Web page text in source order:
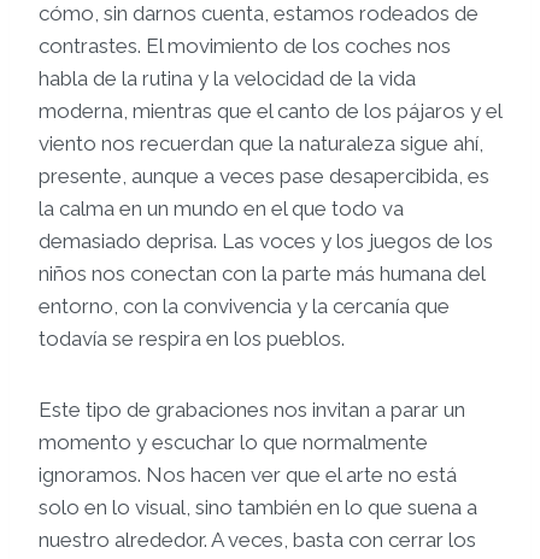
cómo, sin darnos cuenta, estamos rodeados de
contrastes. El movimiento de los coches nos
habla de la rutina y la velocidad de la vida
moderna, mientras que el canto de los pájaros y el
viento nos recuerdan que la naturaleza sigue ahí,
presente, aunque a veces pase desapercibida, es
la calma en un mundo en el que todo va
demasiado deprisa. Las voces y los juegos de los
niños nos conectan con la parte más humana del
entorno, con la convivencia y la cercanía que
todavía se respira en los pueblos.
Este tipo de grabaciones nos invitan a parar un
momento y escuchar lo que normalmente
ignoramos. Nos hacen ver que el arte no está
solo en lo visual, sino también en lo que suena a
nuestro alrededor. A veces, basta con cerrar los